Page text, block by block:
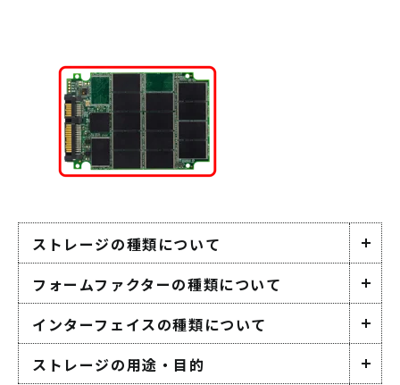
ストレージの種類について
フォームファクターの種類について
インターフェイスの種類について
ストレージの用途・目的